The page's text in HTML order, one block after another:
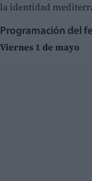
la identidad
Programación del
Viernes 1 de mayo